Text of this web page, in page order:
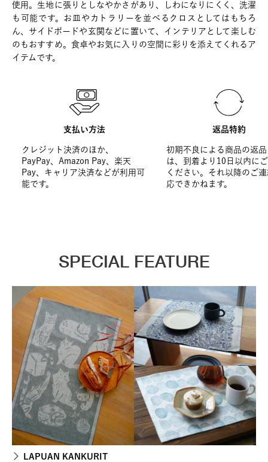
使用。生地に張りとしなやかさがあり、しわになりにくく、洗濯
も可能です。お皿やカトラリーを並べるクロスとしてはもちろ
ん、サイドボードや玄関などに置いて、インテリアとして楽しむ
のもおすすめ。食卓やお気に入りの空間に彩りを添えてくれるア
イテムです。
支払い方法
クレジット決済のほか、
PayPay、Amazon Pay、楽天
Pay、キャリア決済などが利用可
能です。
返品特約
初期不良による商品の返
は、到着より10日以内に
ください。それ以降のご
応できかねます。
SPECIAL FEATURE
LAPUAN KANKURIT